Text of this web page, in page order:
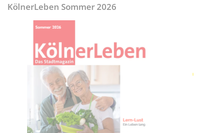
KölnerLeben Sommer 2026